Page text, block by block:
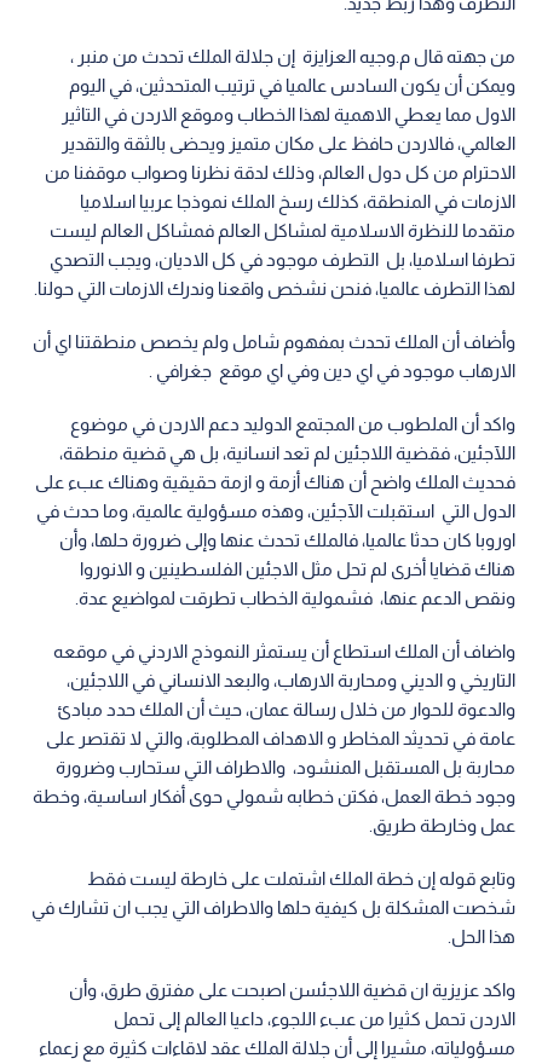
من جهته قال م.وجيه العزايزة إن جلالة الملك تحدث من منبر ،
ويمكن أن يكون السادس عالميا في ترتيب المتحدثين، في اليوم
الاول مما يعطي الاهمية لهذا الخطاب وموقع الاردن في التاثير
العالمي، فالاردن حافظ على مكان متميز ويحضى بالثقة والتقدير
الاحترام من كل دول العالم، وذلك لدقة نظرنا وصواب موقفنا من
الازمات في المنطقة، كذلك رسخ الملك نموذجا عربيا اسلاميا
متقدما للنظرة الاسلامية لمشاكل العالم فمشاكل العالم ليست
تطرفا اسلاميا، بل التطرف موجود في كل الاديان، ويجب التصدي
لهذا التطرف عالميا، فنحن نشخص واقعنا وندرك الازمات التي حولنا.
وأضاف أن الملك تحدث بمفهوم شامل ولم يخصص منطقتنا اي أن
الارهاب موجود في اي دين وفي اي موقع جغرافي .
واكد أن الملطوب من المجتمع الدوليد دعم الاردن في موضوع
اللآجئين، فقضية اللاجئين لم تعد انسانية، بل هي قضية منطقة،
فحديث الملك واضح أن هناك أزمة و ازمة حقيقية وهناك عبء على
الدول التي استقبلت الآجئين، وهذه مسؤولية عالمية، وما حدث في
اوروبا كان حدثا عالميا، فالملك تحدث عنها وإلى ضرورة حلها، وأن
هناك قضايا أخرى لم تحل مثل الاجئين الفلسطينين و الانوروا
ونقص الدعم عنها، فشمولية الخطاب تطرقت لمواضيع عدة.
واضاف أن الملك استطاع أن يستمثر النموذج الاردني في موقعه
التاريخي و الديني ومحاربة الارهاب، والبعد الانساني في اللاجئين،
والدعوة للحوار من خلال رسالة عمان، حيث أن الملك حدد مبادئ
عامة في تحديثد المخاطر و الاهداف المطلوبة، والتي لا تقتصر على
محاربة بل المستقبل المنشود، والاطراف التي ستحارب وضرورة
وجود خطة العمل، فكتن خطابه شمولي حوى أفكار اساسية، وخطة
عمل وخارطة طريق.
وتابع قوله إن خطة الملك اشتملت على خارطة ليست فقط
شخصت المشكلة بل كيفية حلها والاطراف التي يجب ان تشارك في
هذا الحل.
واكد عزيزية ان قضية اللاجئسن اصبحت على مفترق طرق، وأن
الاردن تحمل كثيرا من عبء اللجوء، داعيا العالم إلى تحمل
مسؤولياته، مشيرا إلى أن جلالة الملك عقد لاقاءات كثيرة مع زعماء